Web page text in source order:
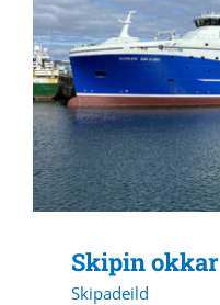
Skipin okkar
Skipadeild